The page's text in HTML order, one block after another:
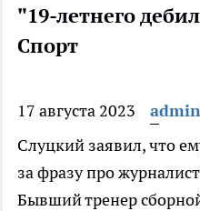
"19-летнего
Спорт
17 августа 2023
Слуцкий заявил, что
за фразу про
Бывший тренер